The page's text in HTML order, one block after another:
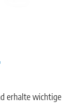
erhalte wichtige